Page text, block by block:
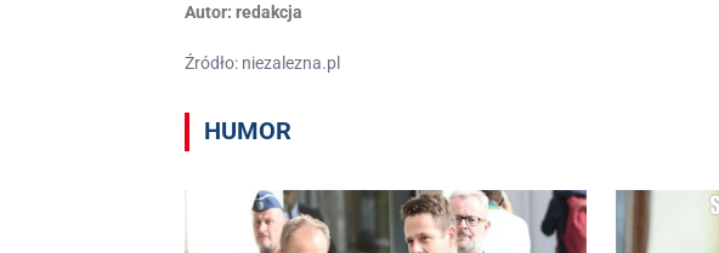
Autor: redakcja
Źródło: niezalezna.pl
HUMOR